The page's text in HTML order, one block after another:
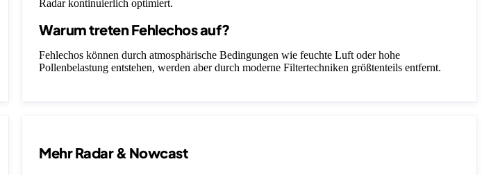
Radar kontinuierlich optimiert.
Warum treten Fehlechos auf?
Fehlechos können durch atmosphärische Bedingungen wie feuchte Luft oder hohe
Pollenbelastung entstehen, werden aber durch moderne Filtertechniken größtenteils entfernt.
Mehr Radar & Nowcast